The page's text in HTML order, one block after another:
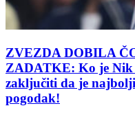
ZVEZDA DOBILA
ZADATKE: Ko je Nik
zaključiti da je
pogodak!